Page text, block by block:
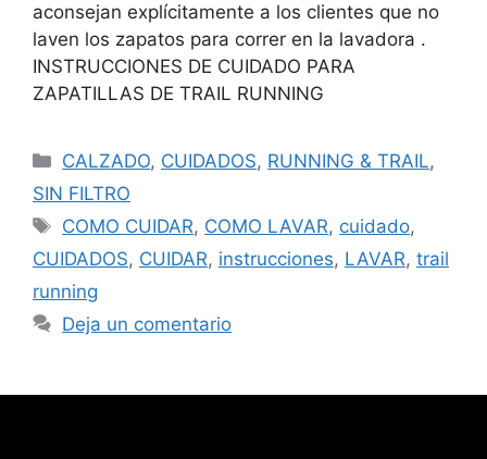
aconsejan explícitamente a los clientes que no
laven los zapatos para correr en la lavadora .
INSTRUCCIONES DE CUIDADO PARA
ZAPATILLAS DE TRAIL RUNNING
CALZADO, CUIDADOS, RUNNING & TRAIL,
SIN FILTRO
COMO CUIDAR, COMO LAVAR, cuidado,
CUIDADOS, CUIDAR, instrucciones, LAVAR, trail
running
Deja un comentario